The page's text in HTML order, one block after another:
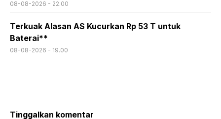
08-08-2026 - 22.00
Terkuak Alasan AS Kucurkan Rp 53 T untuk
Baterai**
08-08-2026 - 19.00
Tinggalkan komentar